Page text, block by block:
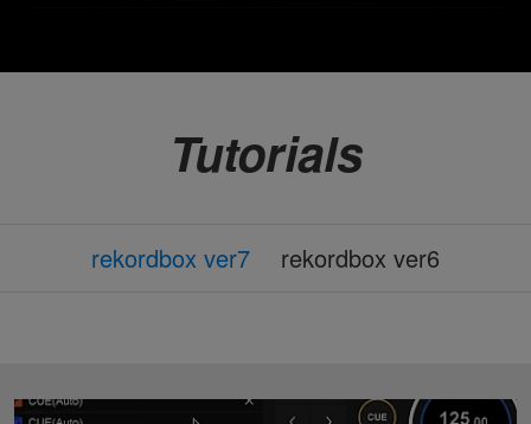
Tutorials
rekordbox ver7 rekordbox ver6